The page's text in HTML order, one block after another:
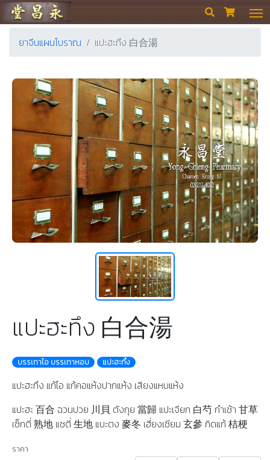
ร้านขายยา ย่งเชียงตึ๊ง  
ยาจีนแผนโบราณ แปะฮะทึง 白合湯
แปะฮะทึง 白合湯
บรรเทาไอ บรรเทาหอบ แปะฮะทึ้ง
แปะฮะทึง แก้ไอ แก้คอแห้งปากแห้ง เสียงแหบแห้ง
แปะฮะ 百合 ฉวนปวย 川貝 ตังกุย 當歸 แปะเจียก 白芍 กำเช้า 甘草
เซ็กตี่ 熟地 แซตี่ 生地 แบะตง 麥冬 เฮี่ยงเซียม 玄參 กิดแก้ 桔梗
ราคา